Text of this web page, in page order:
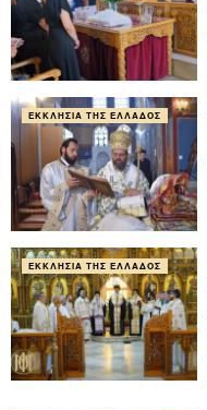
ΕΚΚΛΗΣΊΑ ΤΗΣ ΕΛΛΆΔΟΣ
ΕΚΚΛΗΣΊΑ ΤΗΣ ΕΛΛΆΔΟΣ